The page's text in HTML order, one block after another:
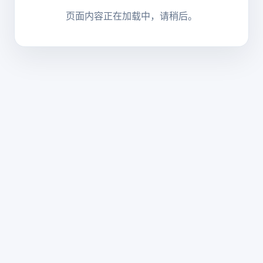
页面内容正在加载中，请稍后。